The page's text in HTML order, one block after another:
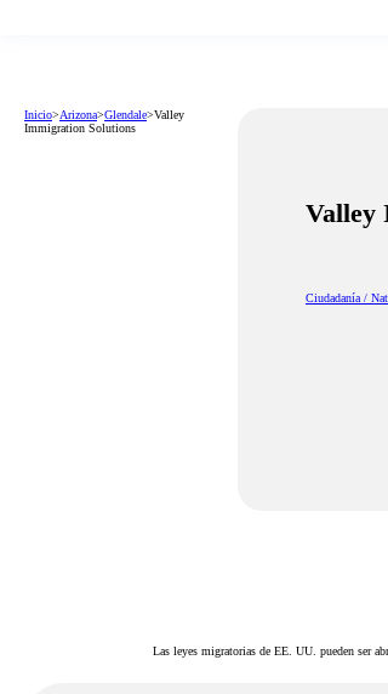
Inicio>Arizona>Glendale>Valley
Immigration Solutions
Valley
Ciudadanía /
Las leyes migratorias de EE. UU. pueden ser